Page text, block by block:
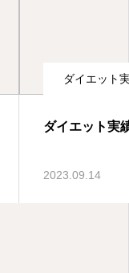
ダイエット
ダイエット実
2023.09.14